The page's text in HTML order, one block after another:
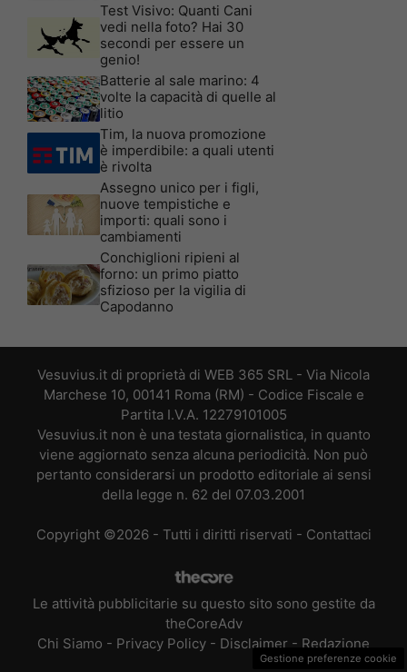
Test Visivo: Quanti Cani
vedi nella foto? Hai 30
secondi per essere un
genio!
Batterie al sale marino: 4
volte la capacità di quelle al
litio
Tim, la nuova promozione
è imperdibile: a quali utenti
è rivolta
Assegno unico per i figli,
nuove tempistiche e
importi: quali sono i
cambiamenti
Conchiglioni ripieni al
forno: un primo piatto
sfizioso per la vigilia di
Capodanno
Vesuvius.it di proprietà di WEB 365 SRL - Via Nicola
Marchese 10, 00141 Roma (RM) - Codice Fiscale e
Partita I.V.A. 12279101005
Vesuvius.it non è una testata giornalistica, in quanto
viene aggiornato senza alcuna periodicità. Non può
pertanto considerarsi un prodotto editoriale ai sensi
della legge n. 62 del 07.03.2001
Copyright ©2026 - Tutti i diritti riservati - Contattaci
Le attività pubblicitarie su questo sito sono gestite da
theCoreAdv
Chi Siamo - Privacy Policy - Disclaimer - Redazione
Gestione preferenze cookie